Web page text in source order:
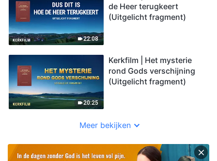
22:08
de Heer terugkeert
(Uitgelicht fragment)
20:25
Kerkfilm | Het mysterie
rond Gods verschijning
(Uitgelicht fragment)
Meer bekijken